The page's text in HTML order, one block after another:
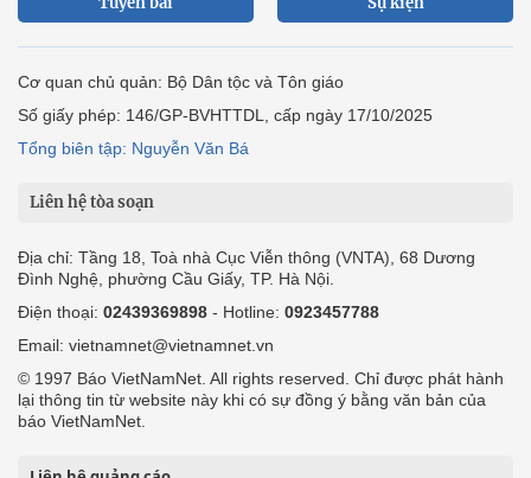
Cơ quan chủ quản: Bộ Dân tộc và Tôn giáo
Số giấy phép: 146/GP-BVHTTDL, cấp ngày 17/10/2025
Tổng biên tập: Nguyễn Văn Bá
Liên hệ tòa soạn
Địa chỉ: Tầng 18, Toà nhà Cục Viễn thông (VNTA), 68 Dương
Đình Nghệ, phường Cầu Giấy, TP. Hà Nội.
Điện thoại: 02439369898 - Hotline: 0923457788
Email: vietnamnet@vietnamnet.vn
© 1997 Báo VietNamNet. All rights reserved. Chỉ được phát hành
lại thông tin từ website này khi có sự đồng ý bằng văn bản của
báo VietNamNet.